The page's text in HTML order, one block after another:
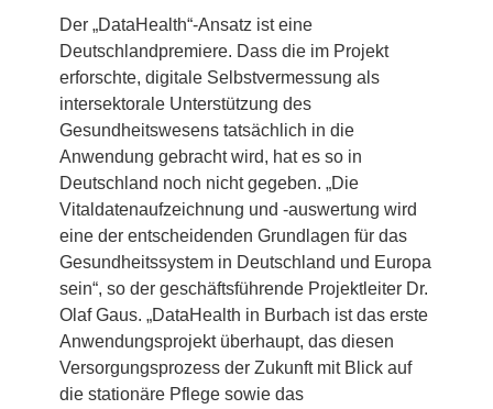
Der „DataHealth“-Ansatz ist eine
Deutschlandpremiere. Dass die im Projekt
erforschte, digitale Selbstvermessung als
intersektorale Unterstützung des
Gesundheitswesens tatsächlich in die
Anwendung gebracht wird, hat es so in
Deutschland noch nicht gegeben. „Die
Vitaldatenaufzeichnung und -auswertung wird
eine der entscheidenden Grundlagen für das
Gesundheitssystem in Deutschland und Europa
sein“, so der geschäftsführende Projektleiter Dr.
Olaf Gaus. „DataHealth in Burbach ist das erste
Anwendungsprojekt überhaupt, das diesen
Versorgungsprozess der Zukunft mit Blick auf
die stationäre Pflege sowie das